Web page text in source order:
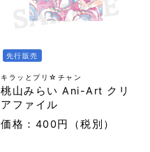
キラッとプリ☆チャン
桃山みらい Ani-Art クリ
アファイル
先行販売
価格：400円（税別）